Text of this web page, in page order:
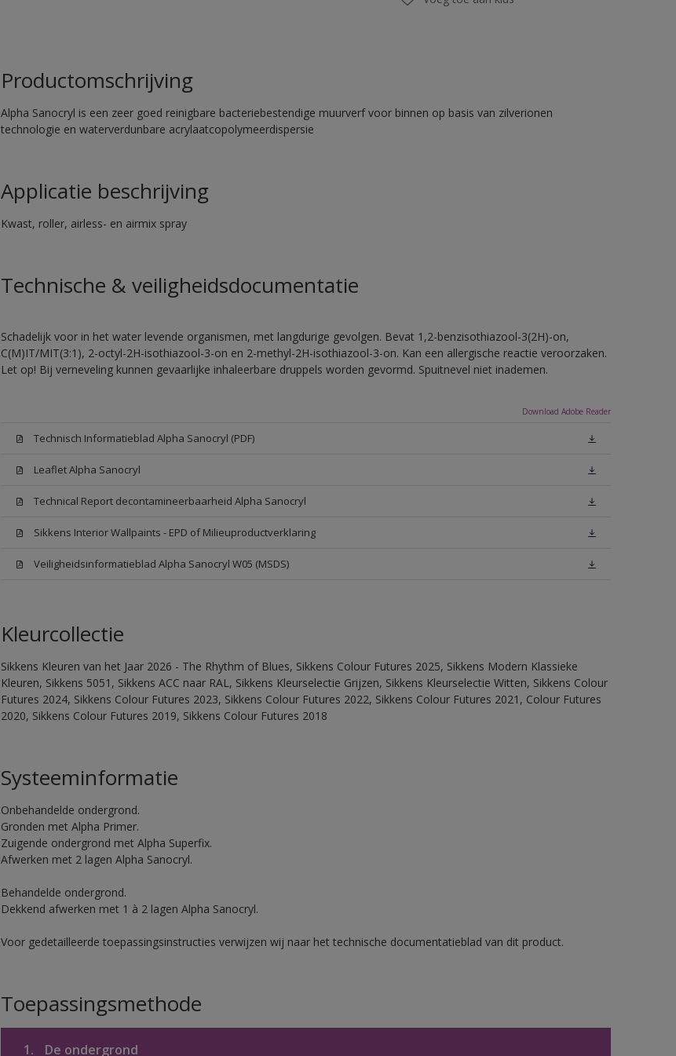
Productomschrijving
Alpha Sanocryl is een zeer goed reinigbare bacteriebestendige muurverf voor binnen op basis van zilverionen
technologie en waterverdunbare acrylaatcopolymeerdispersie
Applicatie beschrijving
Kwast, roller, airless- en airmix spray
Technische & veiligheidsdocumentatie
Schadelijk voor in het water levende organismen, met langdurige gevolgen. Bevat 1,2-benzisothiazool-3(2H)-on,
C(M)IT/MIT(3:1), 2-octyl-2H-isothiazool-3-on en 2-methyl-2H-isothiazool-3-on. Kan een allergische reactie veroorzaken.
Let op! Bij verneveling kunnen gevaarlijke inhaleerbare druppels worden gevormd. Spuitnevel niet inademen.
Download Adobe Reader
Technisch Informatieblad Alpha Sanocryl (PDF)
Leaflet Alpha Sanocryl
Technical Report decontamineerbaarheid Alpha Sanocryl
Sikkens Interior Wallpaints - EPD of Milieuproductverklaring
Veiligheidsinformatieblad Alpha Sanocryl W05 (MSDS)
Kleurcollectie
Sikkens Kleuren van het Jaar 2026 - The Rhythm of Blues, Sikkens Colour Futures 2025, Sikkens Modern Klassieke
Kleuren, Sikkens 5051, Sikkens ACC naar RAL, Sikkens Kleurselectie Grijzen, Sikkens Kleurselectie Witten, Sikkens Colour
Futures 2024, Sikkens Colour Futures 2023, Sikkens Colour Futures 2022, Sikkens Colour Futures 2021, Colour Futures
2020, Sikkens Colour Futures 2019, Sikkens Colour Futures 2018
Systeeminformatie
Onbehandelde ondergrond.
Gronden met Alpha Primer.
Zuigende ondergrond met Alpha Superfix.
Afwerken met 2 lagen Alpha Sanocryl.
Behandelde ondergrond.
Dekkend afwerken met 1 à 2 lagen Alpha Sanocryl.
Voor gedetailleerde toepassingsinstructies verwijzen wij naar het technische documentatieblad van dit product.
Toepassingsmethode
1. De ondergrond